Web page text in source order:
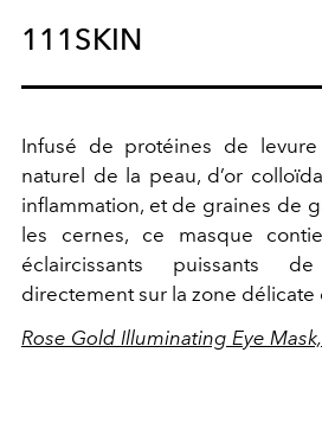
111SKIN
Infusé de protéines de
naturel de la peau, d’or
inflammation, et de graines de
les cernes, ce masque
éclaircissants puissants
directement sur la zone délicate
Rose Gold Illuminating Eye